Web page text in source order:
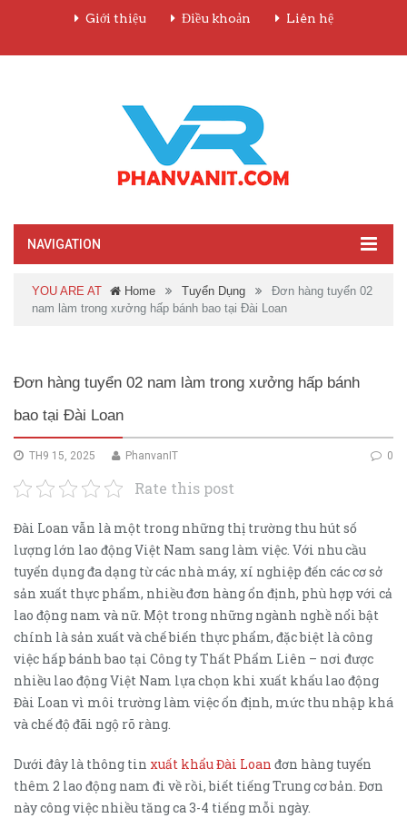
Giới thiệu Điều khoản Liên hệ
NAVIGATION
YOU ARE AT Home Tuyển Dụng
Đơn hàng tuyển 02
nam làm trong xưởng hấp bánh bao tại Đài Loan
Đơn hàng tuyển 02 nam làm trong xưởng hấp bánh
bao tại Đài Loan
TH9 15, 2025 0
PhanvanIT
Rate this post
Đài Loan vẫn là một trong những thị trường thu hút số
lượng lớn lao động Việt Nam sang làm việc. Với nhu cầu
tuyển dụng đa dạng từ các nhà máy, xí nghiệp đến các cơ sở
sản xuất thực phẩm, nhiều đơn hàng ổn định, phù hợp với cả
lao động nam và nữ. Một trong những ngành nghề nổi bật
chính là sản xuất và chế biến thực phẩm, đặc biệt là công
việc hấp bánh bao tại Công ty Thất Phẩm Liên – nơi được
nhiều lao động Việt Nam lựa chọn khi xuất khẩu lao động
Đài Loan vì môi trường làm việc ổn định, mức thu nhập khá
và chế độ đãi ngộ rõ ràng.
Dưới đây là thông tin xuất khẩu Đài Loan đơn hàng tuyển
thêm 2 lao động nam đi về rồi, biết tiếng Trung cơ bản. Đơn
này công việc nhiều tăng ca 3-4 tiếng mỗi ngày.